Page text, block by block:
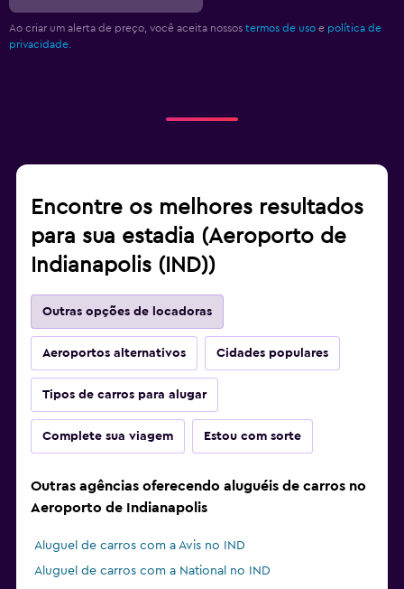
Ao criar um alerta de preço, você aceita nossos termos de uso e política de
privacidade.
Encontre os melhores resultados
para sua estadia (Aeroporto de
Indianapolis (IND))
Outras opções de locadoras
Aeroportos alternativos Cidades populares
Tipos de carros para alugar
Complete sua viagem Estou com sorte
Outras agências oferecendo aluguéis de carros no
Aeroporto de Indianapolis
Aluguel de carros com a Avis no IND
Aluguel de carros com a National no IND